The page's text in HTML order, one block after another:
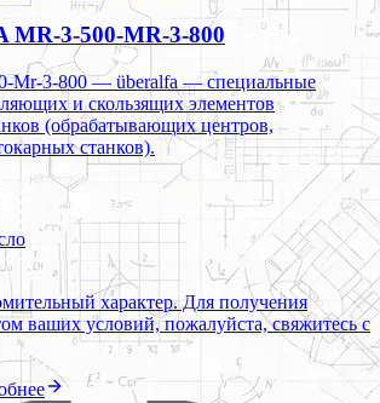
3-500-MR-3-800
Mr-3-800 — überalfa — специальные
и скользящих элементов
(обрабатывающих центров,
станков).
характер. Для получения
ваших условий, пожалуйста, свяжитесь с